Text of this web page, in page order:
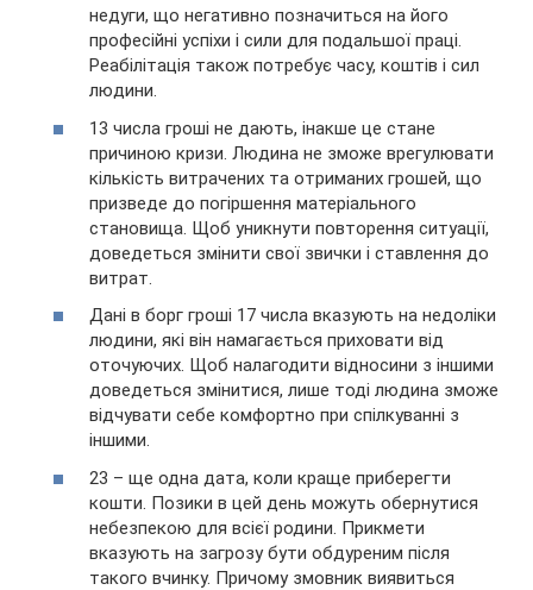
недуги, що негативно позначиться на його
професійні успіхи і сили для подальшої праці.
Реабілітація також потребує часу, коштів і сил
людини.
13 числа гроші не дають, інакше це стане
причиною кризи. Людина не зможе врегулювати
кількість витрачених та отриманих грошей, що
призведе до погіршення матеріального
становища. Щоб уникнути повторення ситуації,
доведеться змінити свої звички і ставлення до
витрат.
Дані в борг гроші 17 числа вказують на недоліки
людини, які він намагається приховати від
оточуючих. Щоб налагодити відносини з іншими
доведеться змінитися, лише тоді людина зможе
відчувати себе комфортно при спілкуванні з
іншими.
23 – ще одна дата, коли краще приберегти
кошти. Позики в цей день можуть обернутися
небезпекою для всієї родини. Прикмети
вказують на загрозу бути обдуреним після
такого вчинку. Причому змовник виявиться